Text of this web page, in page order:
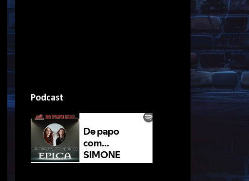
Podcast